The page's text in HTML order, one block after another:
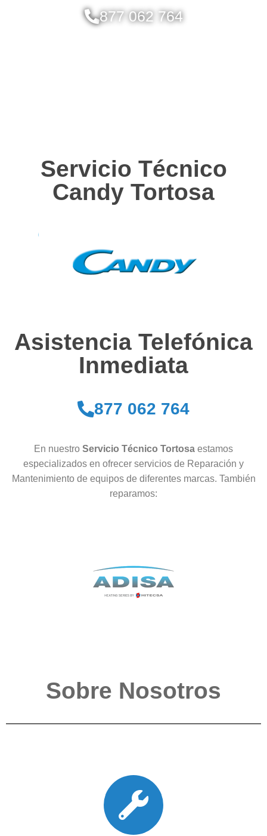
877 062 764
Servicio Técnico
Candy Tortosa
Asistencia Telefónica
Inmediata
877 062 764
En nuestro Servicio Técnico Tortosa estamos
especializados en ofrecer servicios de Reparación y
Mantenimiento de equipos de diferentes marcas. También
reparamos:
Sobre Nosotros